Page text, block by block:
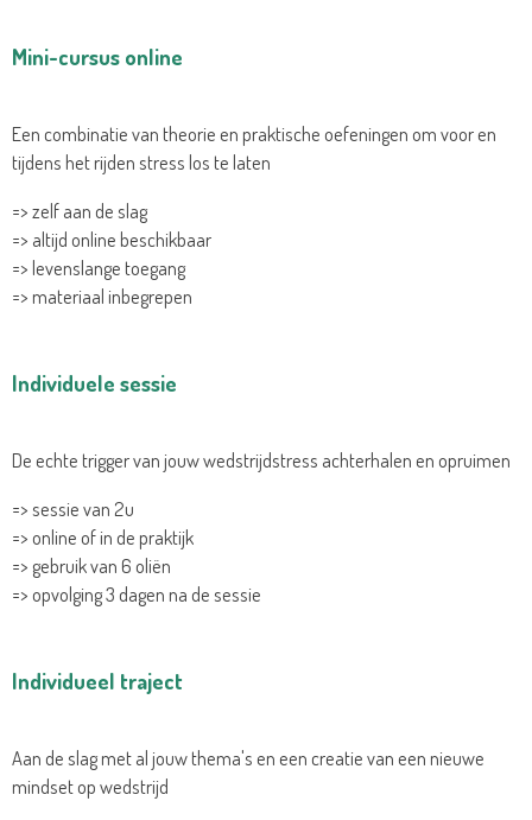
Mini-cursus online
Een combinatie van theorie en praktische oefeningen om voor en
tijdens het rijden stress los te laten
=> zelf aan de slag
=> altijd online beschikbaar
=> levenslange toegang
=> materiaal inbegrepen
Individuele sessie
De echte trigger van jouw wedstrijdstress achterhalen en opruimen
=> sessie van 2u
=> online of in de praktijk
=> gebruik van 6 oliën
=> opvolging 3 dagen na de sessie
Individueel traject
Aan de slag met al jouw thema's en een creatie van een nieuwe
mindset op wedstrijd